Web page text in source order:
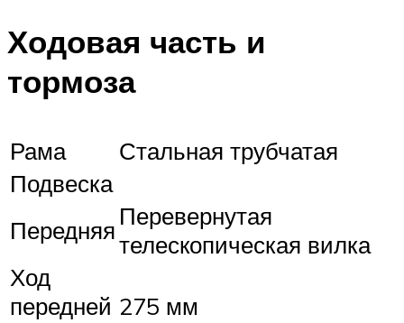
Ходовая часть и
тормоза
Рама
Стальная трубчатая
Подвеска
Передняя Перевернутая
телескопическая вилка
Ход
передней 275 мм